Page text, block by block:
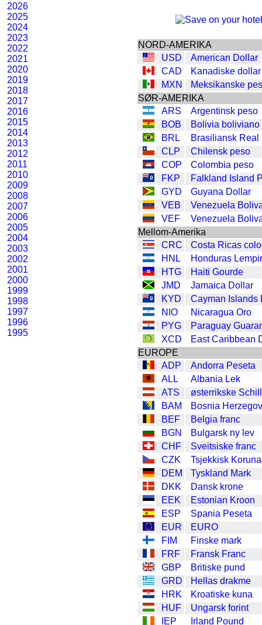
2026
2025
2024
2023
2022
2021
2020
2019
2018
2017
2016
2015
2014
2013
2012
2011
2010
2009
2008
2007
2006
2005
2004
2003
2002
2001
2000
1999
1998
1997
1996
1995
NORD-AMERIKA
USD
American Dollar
CAD
Kanadiske dollar
MXN
Meksikanske
SØR-AMERIKA
ARS
Argentinsk peso
BOB
Bolivia boliviano
BRL
Brasiliansk Real
CLP
Chilensk peso
COP
Colombia peso
FKP
Falkland Island
GYD
Guyana Dollar
VEB
Venezuela
VEF
Venezuela
Mellom-Amerika
CRC
Costa Ricas
HNL
Honduras
HTG
Haiti Gourde
JMD
Jamaica Dollar
KYD
Cayman Islands
NIO
Nicaragua Oro
PYG
Paraguay
XCD
East Caribbean
EUROPE
ADP
Andorra Peseta
ALL
Albania Lek
ATS
østerrikske
BAM
Bosnia
BEF
Belgia franc
BGN
Bulgarsk ny lev
CHF
Sveitsiske franc
CZK
Tsjekkisk Koruna
DEM
Tyskland Mark
DKK
Dansk krone
EEK
Estonian Kroon
ESP
Spania Peseta
EUR
EURO
FIM
Finske mark
FRF
Fransk Franc
GBP
Britiske pund
GRD
Hellas drakme
HRK
Kroatiske kuna
HUF
Ungarsk forint
IEP
Irland Pound